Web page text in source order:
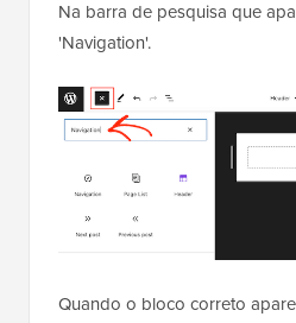
Na barra de pesquisa que
'Navigation'.
Quando o bloco correto